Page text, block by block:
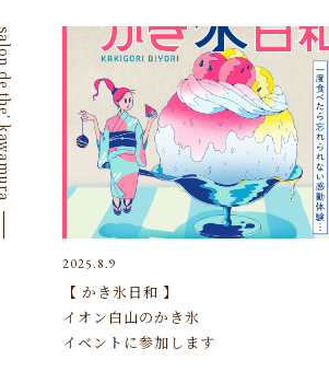
salon de the’ kawamura
2025.8.9
【 かき氷日和 】
イオン白山のかき氷
イベントに参加します